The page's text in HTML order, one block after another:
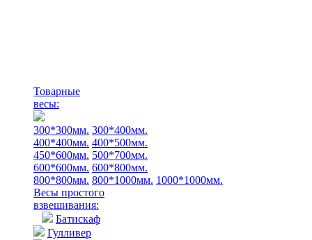
Товарные
весы:
300*300мм. 300*400мм.
400*400мм. 400*500мм.
450*600мм. 500*700мм.
600*600мм. 600*800мм.
800*800мм. 800*1000мм. 1000*1000мм.
Весы простого
взвешивания:
Батискаф
Гулливер